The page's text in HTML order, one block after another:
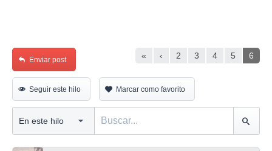
« ‹ 2 3 4 5 6
Enviar post
Seguir este hilo Marcar como favorito